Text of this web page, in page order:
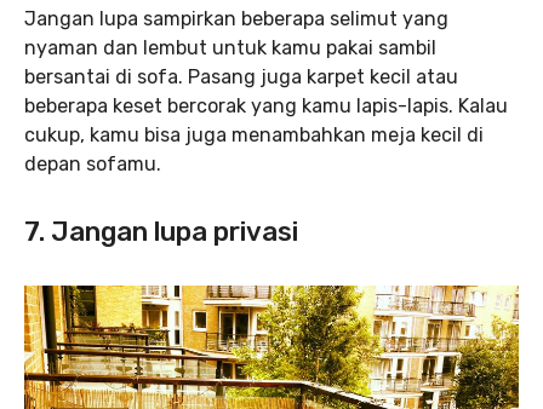
Jangan lupa sampirkan beberapa selimut yang
nyaman dan lembut untuk kamu pakai sambil
bersantai di sofa. Pasang juga karpet kecil atau
beberapa keset bercorak yang kamu lapis-lapis. Kalau
cukup, kamu bisa juga menambahkan meja kecil di
depan sofamu.
7. Jangan lupa privasi